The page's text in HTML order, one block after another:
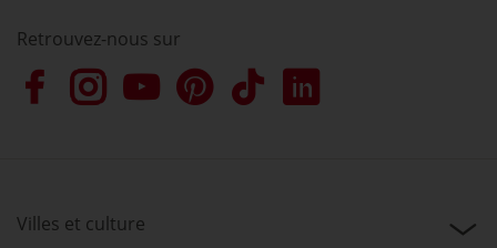
Retrouvez-nous sur
Villes et culture